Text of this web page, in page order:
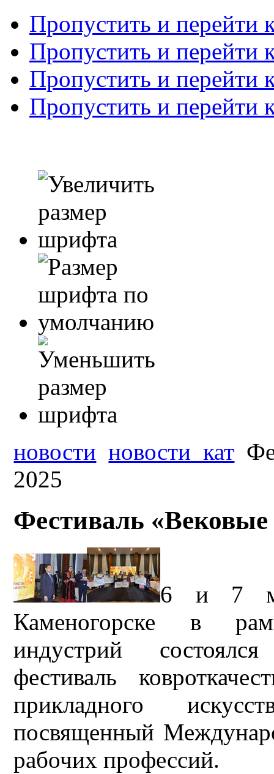
Пропустить и перейти
Пропустить и перейти
Пропустить и перейти
Пропустить и перейти
новости новости_кат
2025
Фестиваль
6 и 7
Каменогорске в
индустрий
фестиваль
прикладного
посвященный
рабочих профессий.